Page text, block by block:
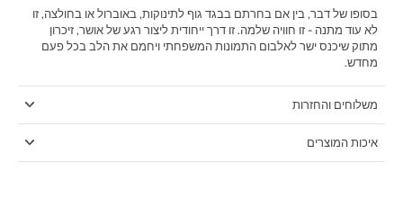
בסופו של דבר, בין אם בחרתם בבגד גוף לתינוקות, באוברול או בחולצה, זו
לא עוד מתנה - זו חוויה שלמה. זו דרך ייחודית ליצור רגע של אושר, זיכרון
מתוק שיכנס ישר לאלבום התמונות המשפחתי ויחמם את הלב בכל פעם
מחדש.
משלוחים והחזרות
איכות המוצרים